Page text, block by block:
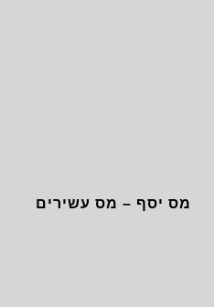
מס יסף – מס עשירים